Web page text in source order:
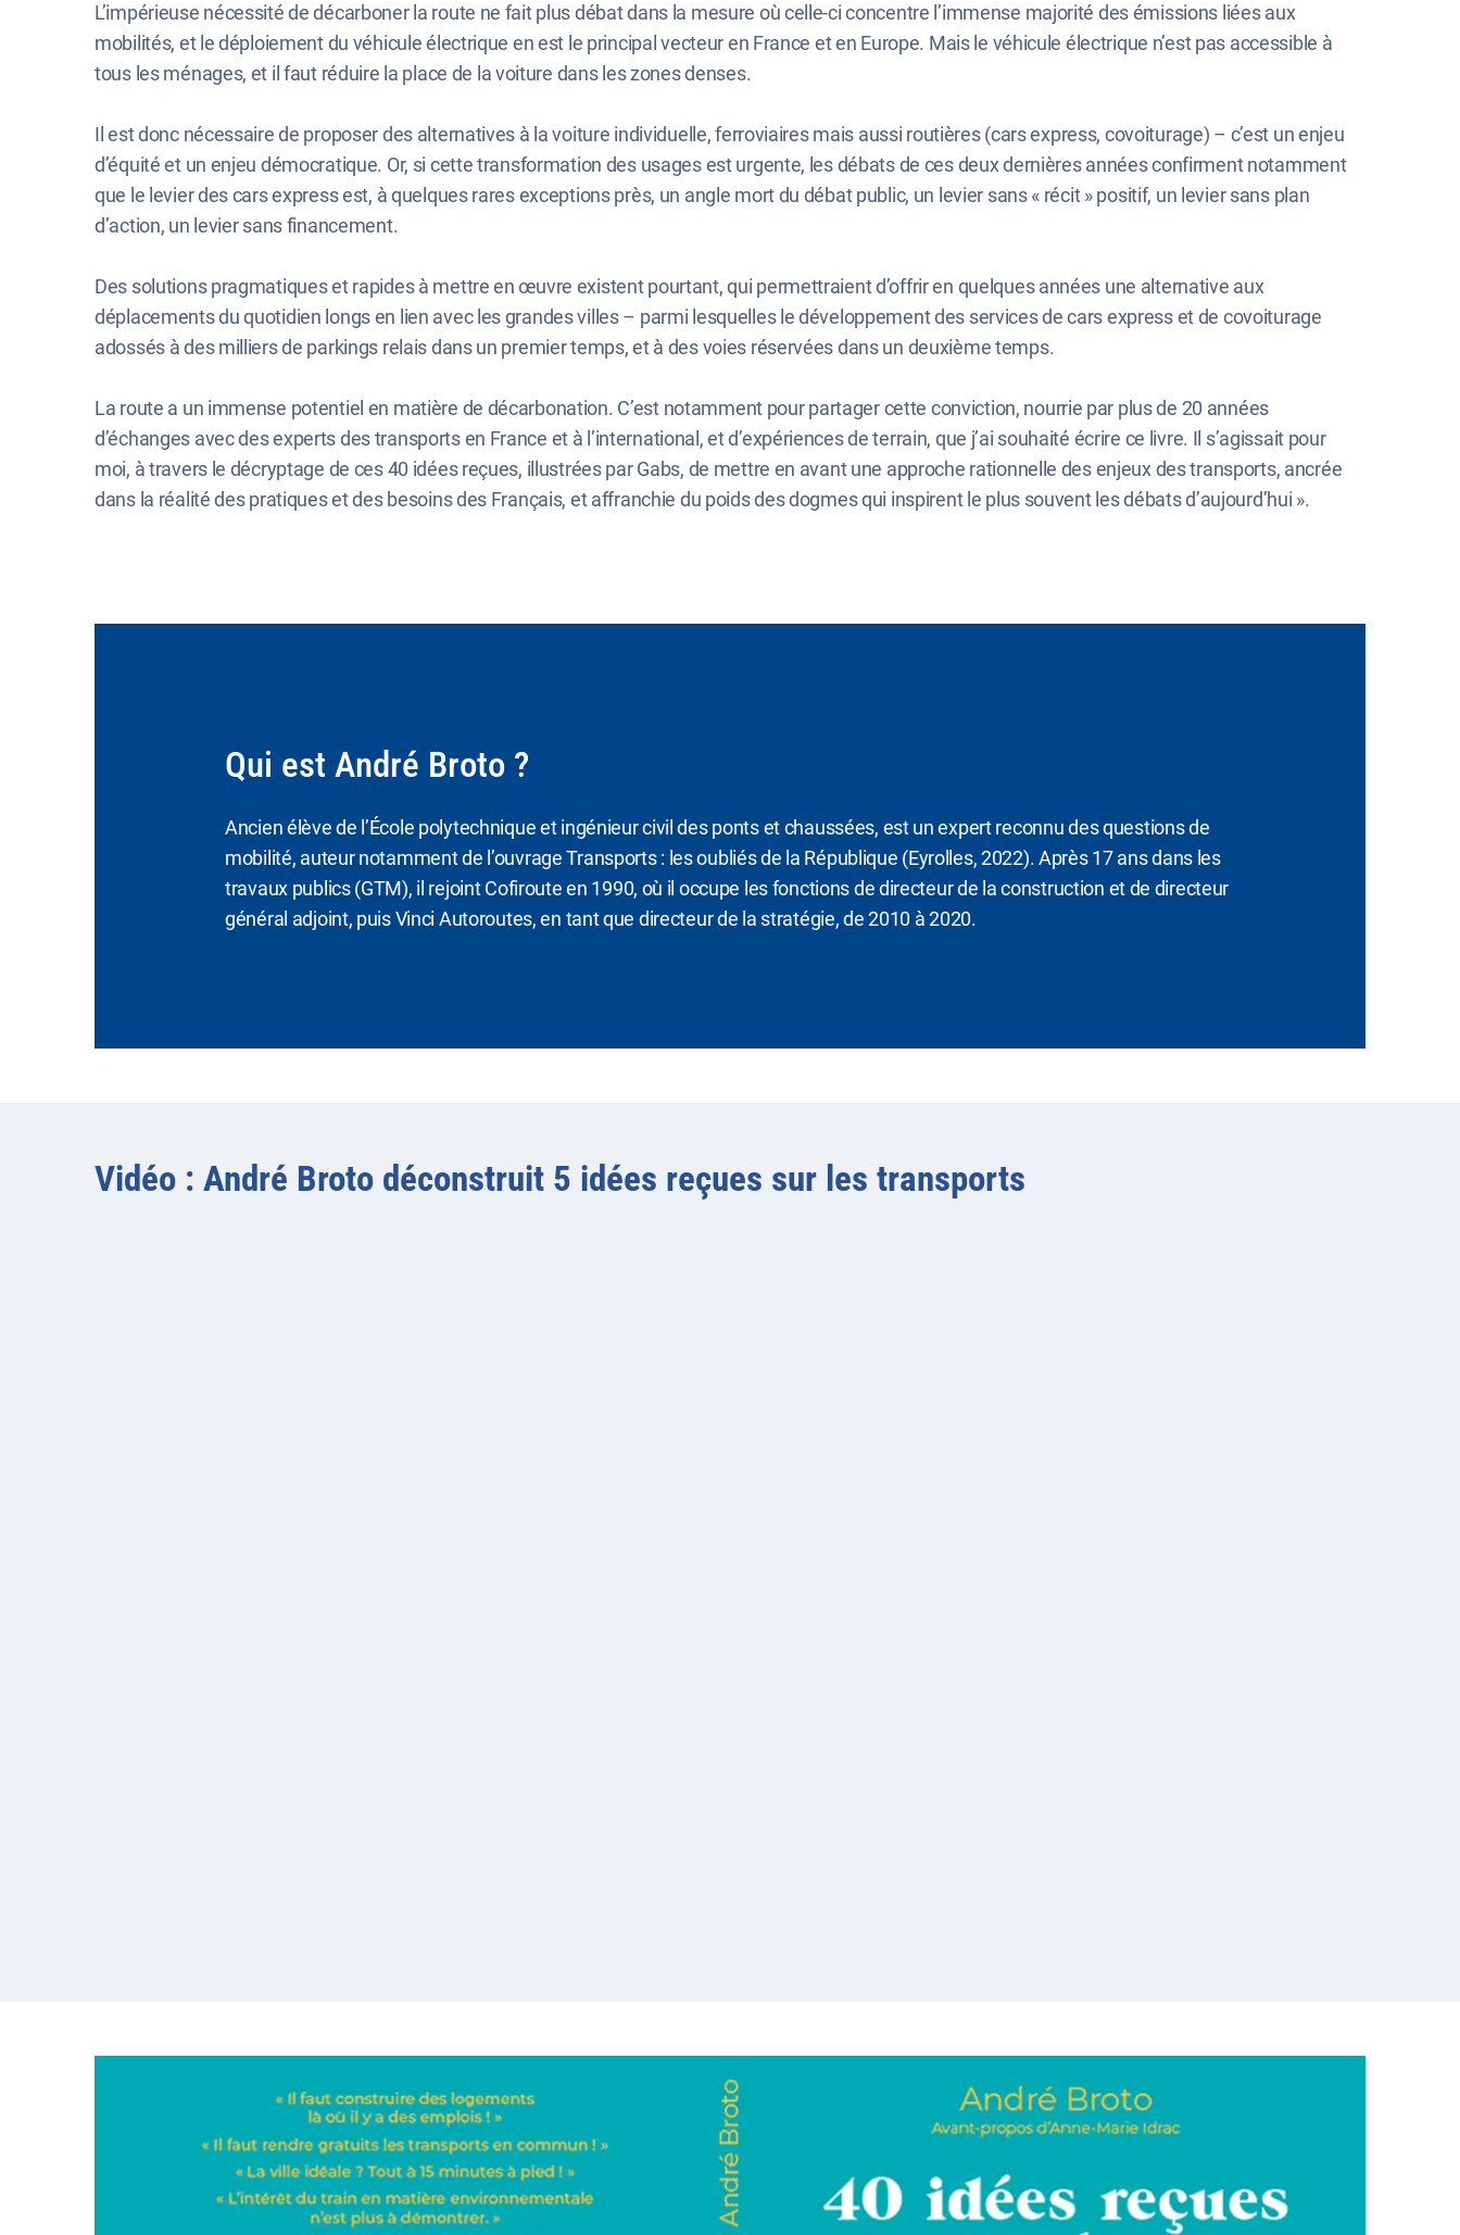
L’impérieuse nécessité de décarboner la route ne fait plus débat dans la mesure où celle-ci concentre l’immense majorité des émissions liées aux
mobilités, et le déploiement du véhicule électrique en est le principal vecteur en France et en Europe. Mais le véhicule électrique n’est pas accessible à
tous les ménages, et il faut réduire la place de la voiture dans les zones denses.
Il est donc nécessaire de proposer des alternatives à la voiture individuelle, ferroviaires mais aussi routières (cars express, covoiturage) – c’est un enjeu
d’équité et un enjeu démocratique. Or, si cette transformation des usages est urgente, les débats de ces deux dernières années confirment notamment
que le levier des cars express est, à quelques rares exceptions près, un angle mort du débat public, un levier sans « récit » positif, un levier sans plan
d’action, un levier sans financement.
Des solutions pragmatiques et rapides à mettre en œuvre existent pourtant, qui permettraient d’offrir en quelques années une alternative aux
déplacements du quotidien longs en lien avec les grandes villes – parmi lesquelles le développement des services de cars express et de covoiturage
adossés à des milliers de parkings relais dans un premier temps, et à des voies réservées dans un deuxième temps.
La route a un immense potentiel en matière de décarbonation. C’est notamment pour partager cette conviction, nourrie par plus de 20 années
d’échanges avec des experts des transports en France et à l’international, et d’expériences de terrain, que j’ai souhaité écrire ce livre. Il s’agissait pour
moi, à travers le décryptage de ces 40 idées reçues, illustrées par Gabs, de mettre en avant une approche rationnelle des enjeux des transports, ancrée
dans la réalité des pratiques et des besoins des Français, et affranchie du poids des dogmes qui inspirent le plus souvent les débats d’aujourd’hui ».
Qui est André Broto ?
Ancien élève de l’École polytechnique et ingénieur civil des ponts et chaussées, est un expert reconnu des questions de
mobilité, auteur notamment de l’ouvrage Transports : les oubliés de la République (Eyrolles, 2022). Après 17 ans dans les
travaux publics (GTM), il rejoint Cofiroute en 1990, où il occupe les fonctions de directeur de la construction et de directeur
général adjoint, puis Vinci Autoroutes, en tant que directeur de la stratégie, de 2010 à 2020.
Vidéo : André Broto déconstruit 5 idées reçues sur les transports